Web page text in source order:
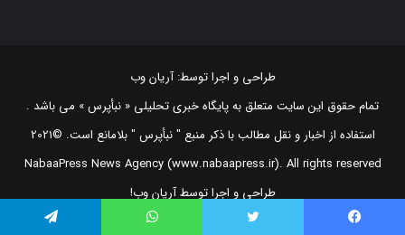
طراحی و اجرا توسط:آریان وب
تمام حقوق این سایت متعلق به پایگاه خبری تحلیلی « نبأپرس » می باشد .
NabaaPress News Agency (www.nabaapress.ir). All rights reserved
طراحی و اجرا توسط آریان وب!